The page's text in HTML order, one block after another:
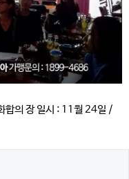
합의 장 일시 : 11월 24일 /